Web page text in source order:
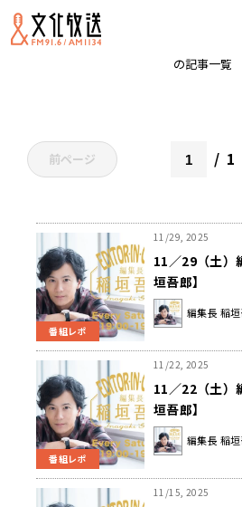
の記事一覧
前ページ 1
番組レポ
11/29, 2025
11／29（土）
垣吾郎】
編集長 稲
番組レポ
11/22, 2025
11／22（土）
垣吾郎】
編集長 稲
11/15, 2025